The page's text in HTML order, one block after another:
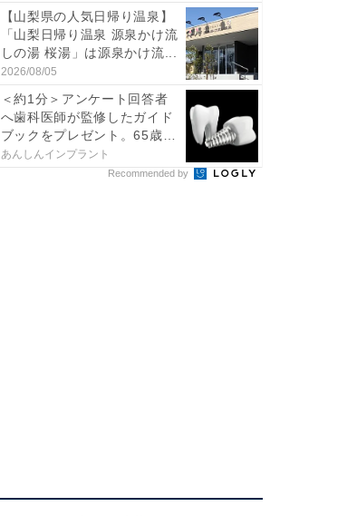
【山梨県の人気日帰り温泉】
「山梨日帰り温泉 源泉かけ流
しの湯 桜湯」は源泉かけ流...
2026/08/05
＜約1分＞アンケート回答者
へ歯科医師が監修したガイド
ブックをプレゼント。65歳
以...
あんしんインプラント
Recommended by